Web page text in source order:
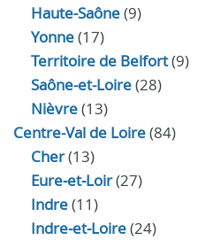
Haute‑Saône(9)
Yonne(17)
Territoire de Belfort(9)
Saône-et-Loire(28)
Nièvre(13)
Centre-Val de Loire(84)
Cher(13)
Eure‑et‑Loir(27)
Indre(11)
Indre‑et‑Loire(24)